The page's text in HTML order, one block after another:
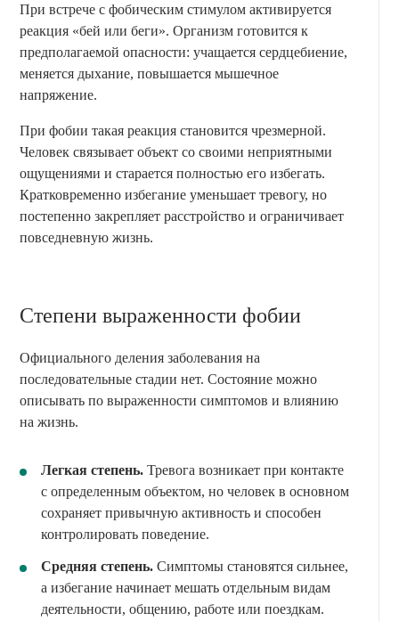
При встрече с фобическим стимулом активируется
реакция «бей или беги». Организм готовится к
предполагаемой опасности: учащается сердцебиение,
меняется дыхание, повышается мышечное
напряжение.
При фобии такая реакция становится чрезмерной.
Человек связывает объект со своими неприятными
ощущениями и старается полностью его избегать.
Кратковременно избегание уменьшает тревогу, но
постепенно закрепляет расстройство и ограничивает
повседневную жизнь.
Степени выраженности фобии
Официального деления заболевания на
последовательные стадии нет. Состояние можно
описывать по выраженности симптомов и влиянию
на жизнь.
Легкая степень. Тревога возникает при контакте
с определенным объектом, но человек в основном
сохраняет привычную активность и способен
контролировать поведение.
Средняя степень. Симптомы становятся сильнее,
а избегание начинает мешать отдельным видам
деятельности, общению, работе или поездкам.